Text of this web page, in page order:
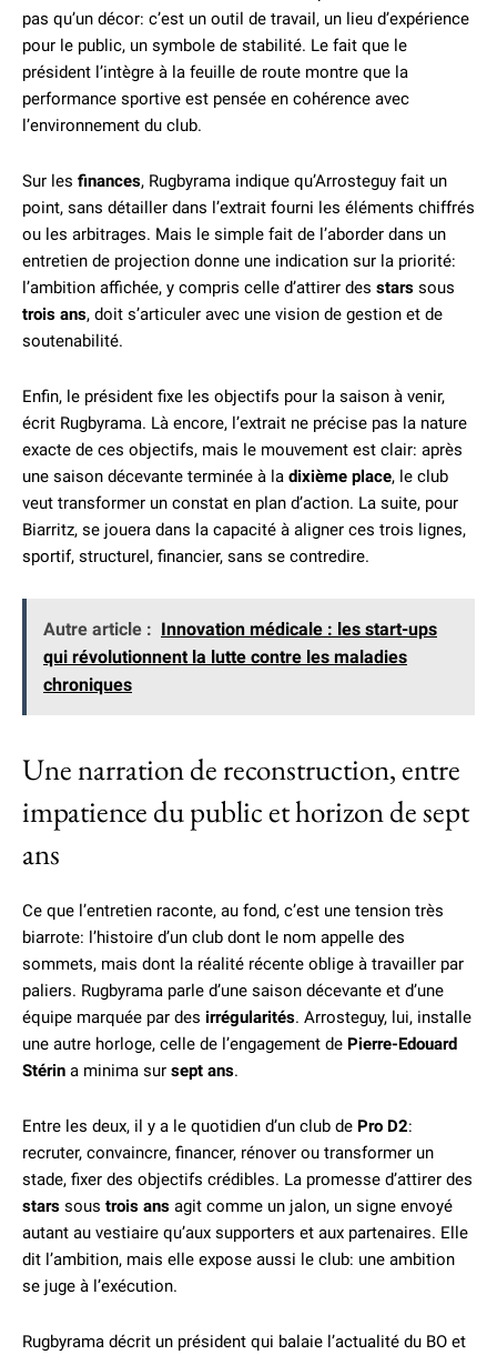
pas qu’un décor: c’est un outil de travail, un lieu d’expérience
pour le public, un symbole de stabilité. Le fait que le
président l’intègre à la feuille de route montre que la
performance sportive est pensée en cohérence avec
l’environnement du club.
Sur les finances, Rugbyrama indique qu’Arrosteguy fait un
point, sans détailler dans l’extrait fourni les éléments chiffrés
ou les arbitrages. Mais le simple fait de l’aborder dans un
entretien de projection donne une indication sur la priorité:
l’ambition affichée, y compris celle d’attirer des stars sous
trois ans, doit s’articuler avec une vision de gestion et de
soutenabilité.
Enfin, le président fixe les objectifs pour la saison à venir,
écrit Rugbyrama. Là encore, l’extrait ne précise pas la nature
exacte de ces objectifs, mais le mouvement est clair: après
une saison décevante terminée à la dixième place, le club
veut transformer un constat en plan d’action. La suite, pour
Biarritz, se jouera dans la capacité à aligner ces trois lignes,
sportif, structurel, financier, sans se contredire.
Autre article : Innovation médicale : les start-ups
qui révolutionnent la lutte contre les maladies
chroniques
Une narration de reconstruction, entre
impatience du public et horizon de sept
ans
Ce que l’entretien raconte, au fond, c’est une tension très
biarrote: l’histoire d’un club dont le nom appelle des
sommets, mais dont la réalité récente oblige à travailler par
paliers. Rugbyrama parle d’une saison décevante et d’une
équipe marquée par des irrégularités. Arrosteguy, lui, installe
une autre horloge, celle de l’engagement de Pierre-Edouard
Stérin a minima sur sept ans.
Entre les deux, il y a le quotidien d’un club de Pro D2:
recruter, convaincre, financer, rénover ou transformer un
stade, fixer des objectifs crédibles. La promesse d’attirer des
stars sous trois ans agit comme un jalon, un signe envoyé
autant au vestiaire qu’aux supporters et aux partenaires. Elle
dit l’ambition, mais elle expose aussi le club: une ambition
se juge à l’exécution.
Rugbyrama décrit un président qui balaie l’actualité du BO et